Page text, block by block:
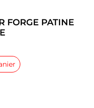
FORGE PATINE